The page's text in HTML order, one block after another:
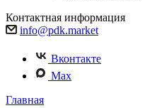
Контактная информация
info@pdk.market
Вконтакте
Max
Главная